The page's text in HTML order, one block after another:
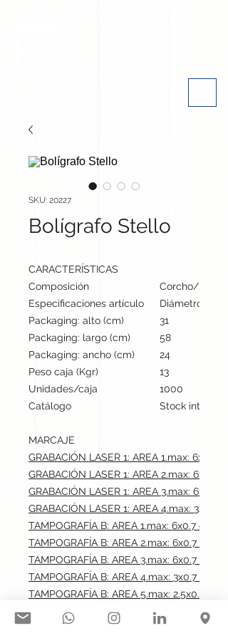
SKU: 20227
Bolígrafo Stello
CARACTERÍSTICAS
Composición
Corcho/ Caña
Especificaciones artículo
Diámetro: 1.4
Packaging: alto (cm)
31
Packaging: largo (cm)
58
Packaging: ancho (cm)
24
Peso caja (Kgr)
13
Unidades/caja
1000
Catálogo
Stock
MARCAJE
GRABACIÓN LASER 1: AREA 1.max: 6x0.7 cm
GRABACIÓN LASER 1: AREA 2.max: 6x0.7
GRABACIÓN LASER 1: AREA 3.max: 6x0.7
GRABACIÓN LASER 1: AREA 4.max: 3x0.7
TAMPOGRAFÍA B: AREA 1.max: 6x0.7 cm
TAMPOGRAFÍA B: AREA 2.max: 6x0.7 cm
TAMPOGRAFÍA B: AREA 3.max: 6x0.7 cm
TAMPOGRAFÍA B: AREA 4.max: 3x0.7 cm
TAMPOGRAFÍA B: AREA 5.max: 2.5x0.5 cm